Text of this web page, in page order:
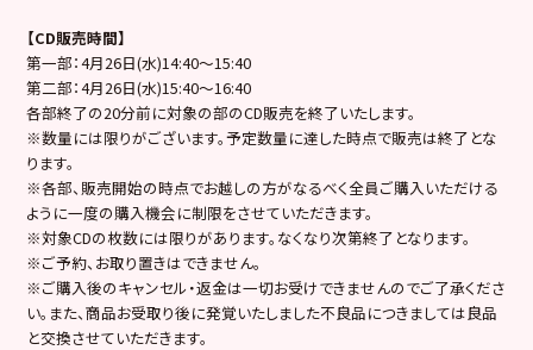
【CD販売時間】
第一部：4月26日(水)14:40～15:40
第二部：4月26日(水)15:40～16:40
各部終了の20分前に対象の部のCD販売を終了いたします。
※数量には限りがございます。予定数量に達した時点で販売は終了とな
ります。
※各部、販売開始の時点でお越しの方がなるべく全員ご購入いただける
ように一度の購入機会に制限をさせていただきます。
※対象CDの枚数には限りがあります。なくなり次第終了となります。
※ご予約、お取り置きはできません。
※ご購入後のキャンセル・返金は一切お受けできませんのでご了承くださ
い。また、商品お受取り後に発覚いたしました不良品につきましては良品
と交換させていただきます。